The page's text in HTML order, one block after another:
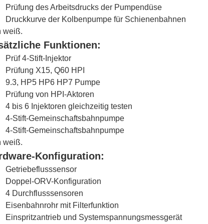
Prüfung des Arbeitsdrucks der Pumpendüse
Druckkurve der Kolbenpumpe für Schienenbahnen
weiß.
Funktionen:
Prüf 4-Stift-Injektor
Prüfung X15, Q60 HPI
9.3, HP5 HP6 HP7 Pumpe
Prüfung von HPI-Aktoren
4 bis 6 Injektoren gleichzeitig testen
4-Stift-Gemeinschaftsbahnpumpe
4-Stift-Gemeinschaftsbahnpumpe
weiß.
Konfiguration:
Getriebeflusssensor
Doppel-ORV-Konfiguration
4 Durchflusssensoren
Eisenbahnrohr mit Filterfunktion
Einspritzantrieb und Systemspannungsmessgerät